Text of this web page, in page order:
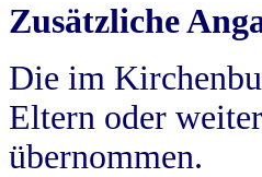
Zusätzliche
Die im
Eltern oder
übernommen.